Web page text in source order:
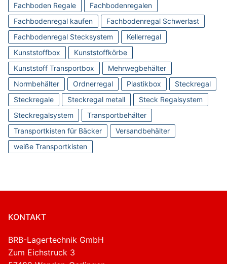
Fachboden Regale
Fachbodenregalen
Fachbodenregal kaufen
Fachbodenregal Schwerlast
Fachbodenregal Stecksystem
Kellerregal
Kunststoffbox
Kunststoffkörbe
Kunststoff Transportbox
Mehrwegbehälter
Normbehälter
Ordnerregal Plastikbox
Steckregal
Steckregale
Steckregal metall
Steck Regalsystem
Steckregalsystem
Transportbehälter
Transportkisten für Bäcker
Versandbehälter
weiße Transportkisten
KONTAKT
BRB-Lagertechnik GmbH
Zum Eichstruck 3